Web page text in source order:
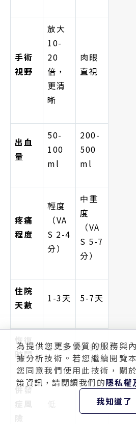
手術
視野
放大
10-
20
倍，
更清
晰
肉眼
直視
出血
量
50-
100
ml
200-
500
ml
疼痛
程度
輕度
（VA
S 2-4
分）
中重
度
（VA
S 5-7
分）
住院
天數
1-3天 5-7天
恢復
時間
2-4週 6-8週
併發
較高
為提供您更多優質的服務與
據分析技術。若您繼續閱覽
您同意我們使用此技術，關
策資訊，請閱讀我們的隱私權
我知道了